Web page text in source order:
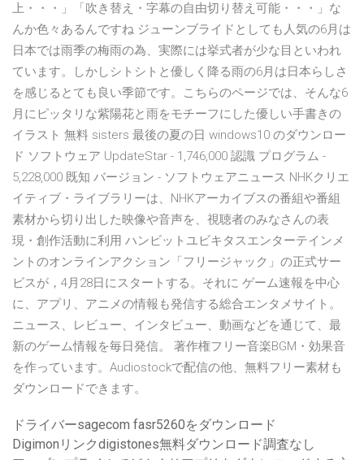
上・・・」「吹き替え・字幕の自由切り替え可能・・・」な
んか色々あるんですね ジューンブライドとしても人気の6月は
日本では雨季の梅雨の為、実際には挙式者が少な目といわれ
ています。しかしシトシトと優しく降る雨の6月は日本らしさ
を感じるとても良い季節です。こちらのページでは、そんな6
月にピッタリな紫陽花と雨をモチーフにした優しい手書きの
イラスト 無料 sisters 最後の夏の日 windows10 のダウンロー
ド ソフトウェア UpdateStar - 1,746,000 認識 プログラム -
5,228,000 既知 バージョン - ソフトウェアニュース NHKクリエ
イティブ・ライブラリーは、NHKアーカイブスの番組や番組
素材から切り出した映像や音声を、視聴者のみなさんの表
現・創作活動に利用 ハンビットユビキタスエンターテインメ
ントのオンラインアクション「フリージャック」の正式サー
ビスが，4月28日にスタートする。それに ゲーム速報を中心
に、アプリ、アニメの情報も発信する総合エンタメサイト。
ニュース、レビュー、インタビュー、動画などを通じて、最
新のゲーム情報を毎日発信。 著作権フリー音楽BGM・効果音
を作っています。Audiostockで配信の他、無料フリー素材も
ダウンロードできます。
ドライバーsagecom fasr5260をダウンロード
Digimonリンクdigistones無料ダウンロード調査なし